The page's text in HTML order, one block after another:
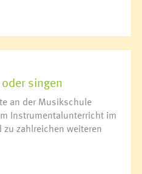
singen
an der Musikschule
Instrumentalunterricht im
zahlreichen weiteren